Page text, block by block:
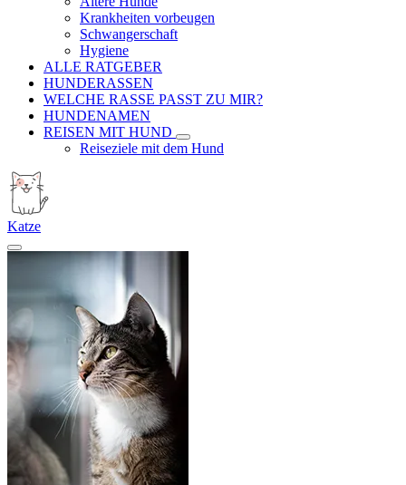
Krankheiten vorbeugen
Schwangerschaft
Hygiene
ALLE RATGEBER
HUNDERASSEN
WELCHE RASSE PASST ZU MIR?
HUNDENAMEN
REISEN MIT HUND
Reiseziele mit dem Hund
Katze